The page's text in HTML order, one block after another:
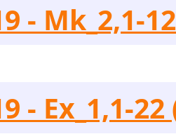
- Mk_2,1-
- Ex_1,1-